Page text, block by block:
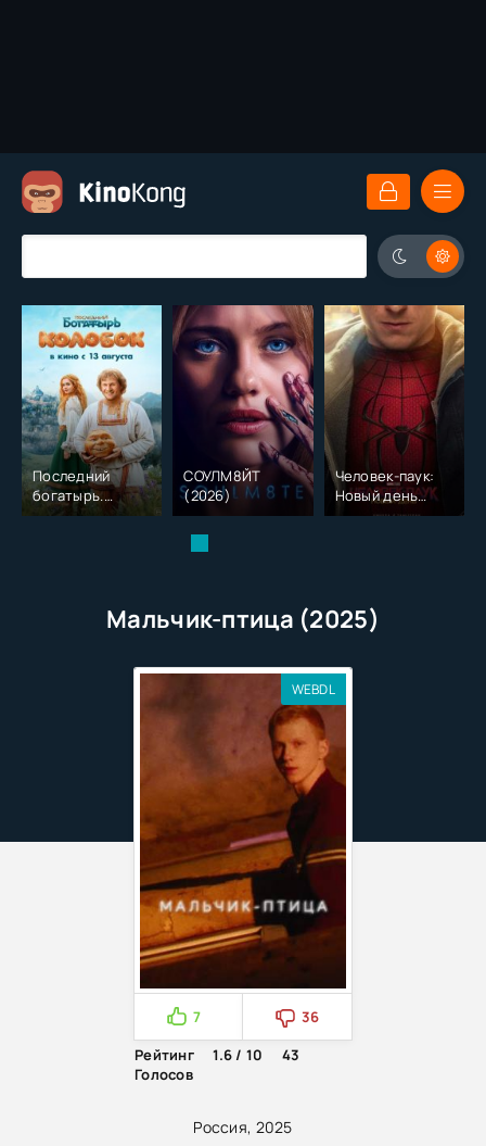
Последний
богатырь.
Колобок (2026)
СОУЛМ8ЙТ
(2026)
Человек-паук:
Новый день
(2026)
Мальчик-птица (2025)
Россия, 2025
WEBDL
7
36
Рейтинг
1.6 / 10
43
Голосов